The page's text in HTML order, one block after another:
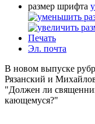
размер шрифта
Печать
Эл. почта
В новом выпуске
Рязанский и
"Должен ли
кающемуся?"